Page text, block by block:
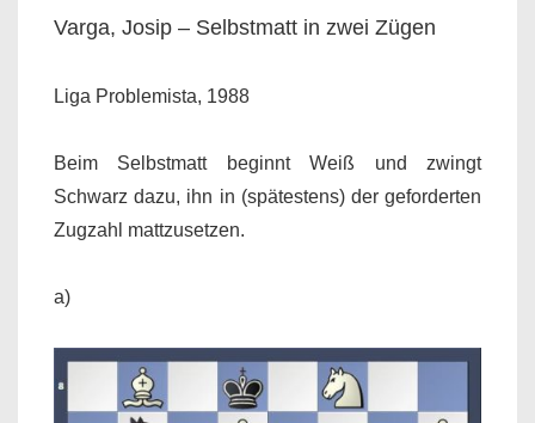
Varga, Josip – Selbstmatt in zwei Zügen
Liga Problemista, 1988
Beim Selbstmatt beginnt Weiß und zwingt
Schwarz dazu, ihn in (spätestens) der geforderten
Zugzahl mattzusetzen.
a)